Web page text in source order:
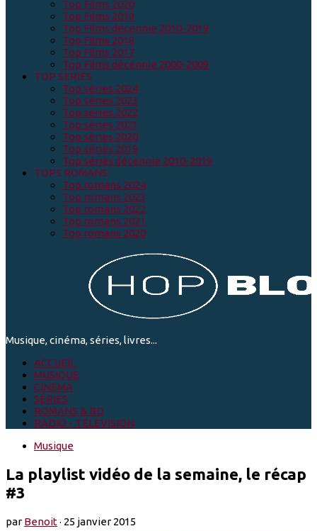
Top Films 2020
Top Films 2019
Top Films décennie 2010-2019
Top Films 2018
Top Films 2017
Top Films décennie 2000-2009
TOP SERIES
Top séries 2024
Top séries 2023
Top séries 2022
Top séries 2021
Top séries 2020
Top séries 2019
Top séries décennie 2010-2019
TOPS ROMANS
Top romans 2024
Top romans 2023
Top romans 2022
Top romans 2021
Top romans 2020
Musique, cinéma, séries, livres...
ACCUEIL
MUSIQUE
CINEMA
SÉRIES
ROMANS & BD
RADIO - TELEVISION
Musique
La playlist vidéo de la semaine, le récap
#3
parBenoit· 25 janvier 2015